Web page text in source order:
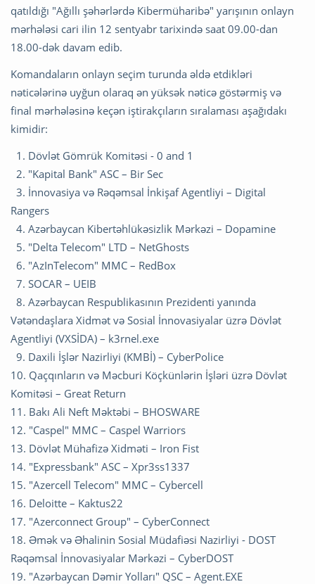
qatıldığı "Ağıllı şəhərlərdə Kibermüharibə" yarışının onlayn
mərhələsi cari ilin 12 sentyabr tarixində saat 09.00-dan
18.00-dək davam edib.
Komandaların onlayn seçim turunda əldə etdikləri
nəticələrinə uyğun olaraq ən yüksək nəticə göstərmiş və
final mərhələsinə keçən iştirakçıların sıralaması aşağıdakı
kimidir:
1.⁠ ⁠Dövlət Gömrük Komitəsi - 0 and 1
2.⁠ ⁠"Kapital Bank" ASC – Bir Sec
3.⁠ ⁠İnnovasiya və Rəqəmsal İnkişaf Agentliyi – Digital
Rangers
4.⁠ ⁠Azərbaycan Kibertəhlükəsizlik Mərkəzi – Dopamine
5.⁠ ⁠"Delta Telecom" LTD – NetGhosts
6.⁠ ⁠"AzInTelecom" MMC – RedBox
7.⁠ ⁠SOCAR – UEIB
8.⁠ ⁠Azərbaycan Respublikasının Prezidenti yanında
Vətəndaşlara Xidmət və Sosial İnnovasiyalar üzrə Dövlət
Agentliyi (VXSİDA) – k3rnel.exe
9.⁠ ⁠Daxili İşlər Nazirliyi (KMBİ) – CyberPolice
10.⁠ ⁠Qaçqınların və Məcburi Köçkünlərin İşləri üzrə Dövlət
Komitəsi – Great Return
11.⁠ ⁠Bakı Ali Neft Məktəbi – BHOSWARE
12.⁠ ⁠"Caspel" MMC – Caspel Warriors
13.⁠ ⁠Dövlət Mühafizə Xidməti – Iron Fist
14.⁠ ⁠"Expressbank" ASC – Xpr3ss1337
15.⁠ ⁠"Azercell Telecom" MMC – Cybercell
16.⁠ ⁠Deloitte – Kaktus22
17.⁠ ⁠"Azerconnect Group" – CyberConnect
18.⁠ ⁠Əmək və Əhalinin Sosial Müdafiəsi Nazirliyi - DOST
Rəqəmsal İnnovasiyalar Mərkəzi – CyberDOST
19.⁠ ⁠"Azərbaycan Dəmir Yolları" QSC – Agent.EXE